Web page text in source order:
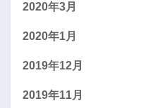
2020年3月
2020年1月
2019年12月
2019年11月